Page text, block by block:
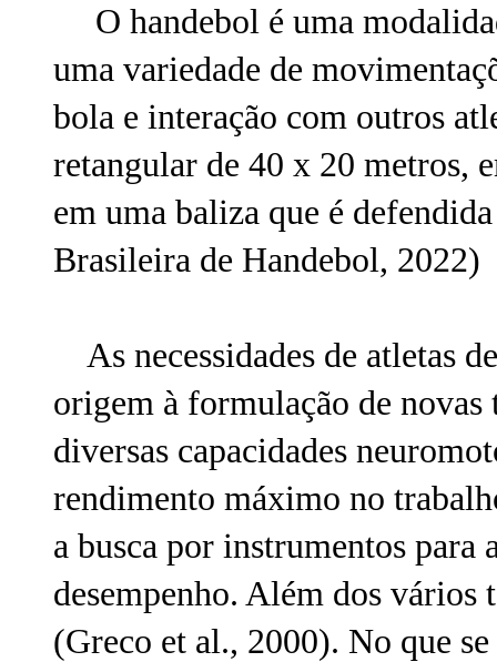
O handebol é uma
uma variedade de
bola e interação com outros
retangular de 40 x 20 metros,
em uma baliza que é
Brasileira de Handebol, 2022)
As necessidades de atletas
origem à formulação de
diversas capacidades
rendimento máximo no
a busca por instrumentos para
desempenho. Além dos vários
(Greco et al., 2000). No que